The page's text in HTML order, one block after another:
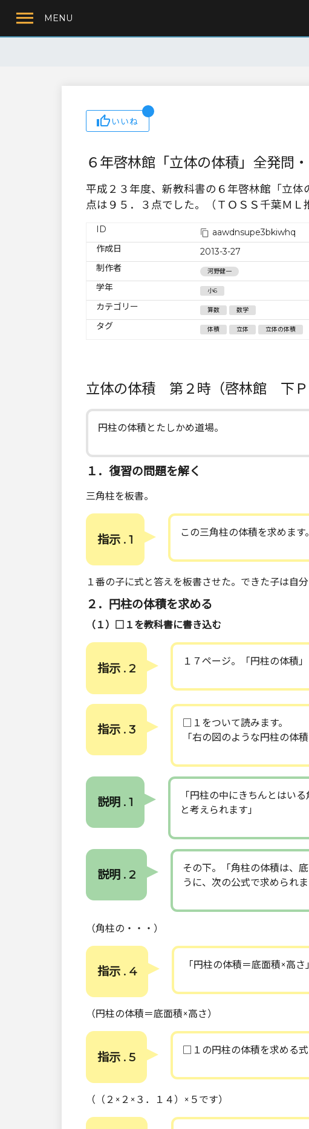
MENU
いいね
６年啓林館「立体の体積」全発問
平成２３年度、新教科書の６年啓林館「立
点は９５．３点でした。（ＴＯＳＳ千葉ＭＬ
ID
aawdnsupe3bkiwhq
作成日
2013-3-27
制作者
河野健一
学年 小6
カテゴリー 算数 数学
タグ 体積 立体 立体の体積
立体の体積 第２時（啓林館 下Ｐ
円柱の体積とたしかめ道場。
１．復習の問題を解く
三角柱を板書。
指示 . 1 この三角柱の体積を求めます
１番の子に式と答えを板書させた。できた子は自
２．円柱の体積を求める
（１）□１を教科書に書き込む
指示 . 2 １７ページ。「円柱の体積」
指示 . 3
□１をついて読みます。
「右の図のような円柱の体
説明 . 1
「円柱の中にきちんとはい
と考えられます」
説明 . 2
その下。「角柱の体積は、
うに、次の公式で求められま
（角柱の・・・）
指示 . 4 「円柱の体積＝底面積×高さ」
（円柱の体積＝底面積×高さ）
指示 . 5 □１の円柱の体積を求める
（（２×２×３．１４）×５です）